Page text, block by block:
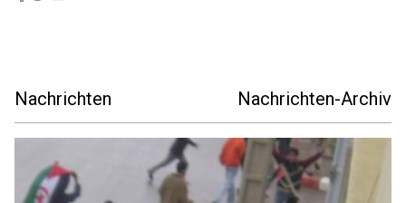
Nachrichten Nachrichten-Archiv